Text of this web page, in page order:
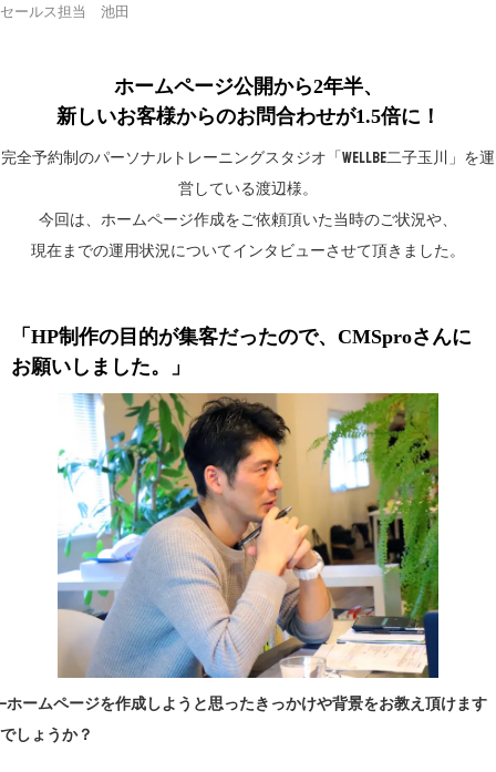
セールス担当 池田
ホームページ公開から2年半、
新しいお客様からのお問合わせが1.5倍に！
完全予約制のパーソナルトレーニングスタジオ「WellBe二子玉川」を運
営している渡辺様。
今回は、ホームページ作成をご依頼頂いた当時のご状況や、
現在までの運用状況についてインタビューさせて頂きました。
「HP制作の目的が集客だったので、CMSproさんに
お願いしました。」
−ホームページを作成しようと思ったきっかけや背景をお教え頂けます
でしょうか？